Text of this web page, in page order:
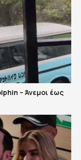
– Άνεμοι έως